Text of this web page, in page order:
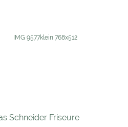
Schneider Friseure